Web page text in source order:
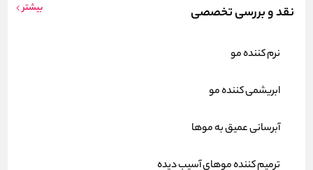
نقد و بررسی تخصصی بیشتر
نرم کننده مو
ابریشمی کننده مو
آبرسانی عمیق به موها
ترمیم کننده موهای آسیب دیده